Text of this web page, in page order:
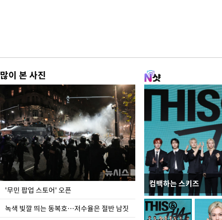
많이 본 사진
'무민 팝업 스토어' 오픈
녹색 빛깔 띄는 동복호…저수율은 절반 남짓
컴백하는 스키즈
지석천 뒤덮은 개구리